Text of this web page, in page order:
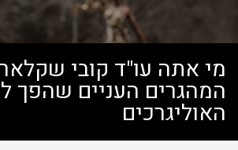
מי אתה עו"ד קובי
המהגרים העניים שהפך
האוליגרכים